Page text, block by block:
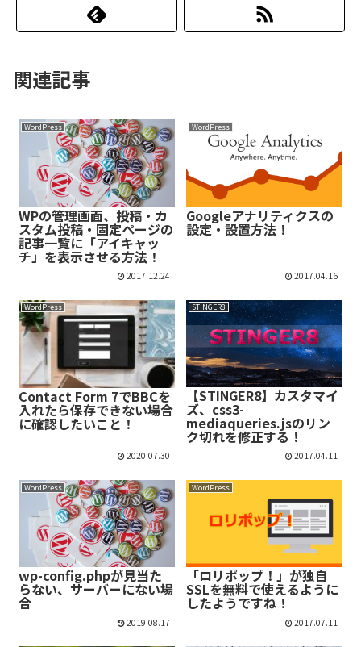
関連記事
WordPress
WPの管理画面、投稿・カ
スタム投稿・固定ページの
記事一覧に「アイキャッ
チ」を表示させる方法！
2017.12.24
WordPress
Googleアナリティクスの
設定・設置方法！
2017.04.16
WordPress
Contact Form 7でBBCを
入れたら保存できない場合
に確認したいこと！
2020.07.30
STINGER8
【STINGER8】カスタマイ
ズ、css3-
mediaqueries.jsのリン
ク切れを修正する！
2017.04.11
WordPress
wp-config.phpが見当た
らない、サーバーにない場
合
2019.08.17
WordPress
「ロリポップ！」が独自
SSLを無料で使えるように
したようですね！
2017.07.11